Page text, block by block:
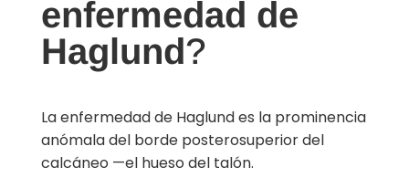
enfermedad de
Haglund?
La enfermedad de Haglund es la prominencia
anómala del borde posterosuperior del
calcáneo —el hueso del talón.